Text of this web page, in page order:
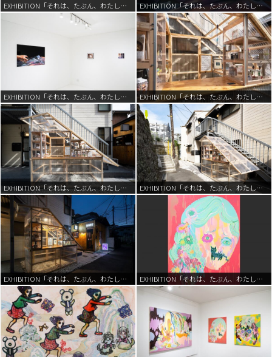
EXHIBITION「それは、たぶん、わたし。」 | 2022 EXHIBITION「それは、たぶん、わたし。」 | 2022
EXHIBITION「それは、たぶん、わたし。」 | 2022 EXHIBITION「それは、たぶん、わたし。」 | 2022
EXHIBITION「それは、たぶん、わたし。」 | 2022 EXHIBITION「それは、たぶん、わたし。」 | 2022
EXHIBITION「それは、たぶん、わたし。」 | 2022 EXHIBITION「それは、たぶん、わたし。」 | 2022